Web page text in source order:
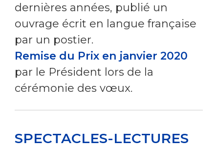
dernières années, publié un
ouvrage écrit en langue française
par un postier.
Remise du Prix en janvier 2020
par le Président lors de la
cérémonie des vœux.
SPECTACLES-LECTURES